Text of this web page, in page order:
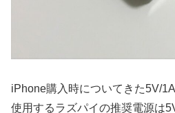
iPhone購入時についてきた5V/
使用するラズパイの推奨電源は